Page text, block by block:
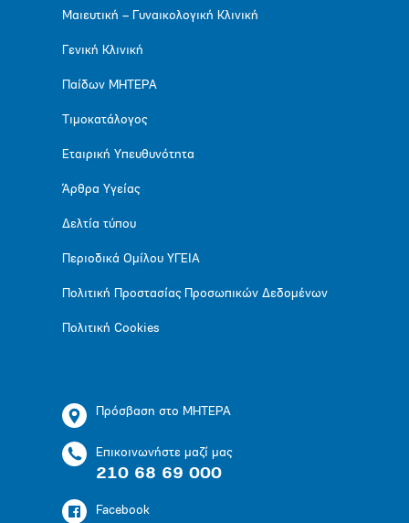
Μαιευτική – Γυναικολογική Κλινική
Γενική Κλινική
Παίδων ΜΗΤΕΡΑ
Τιμοκατάλογος
Εταιρική Υπευθυνότητα
Άρθρα Υγείας
Δελτία τύπου
Περιοδικά Ομίλου ΥΓΕΙΑ
Πολιτική Προστασίας Προσωπικών Δεδομένων
Πολιτική Cookies
Πρόσβαση στο ΜΗΤΕΡΑ
Επικοινωνήστε μαζί μας
210 68 69 000
Facebook